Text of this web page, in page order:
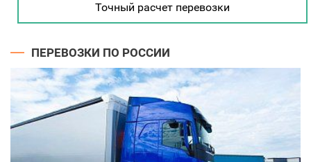
Точный расчет перевозки
ПЕРЕВОЗКИ ПО РОССИИ